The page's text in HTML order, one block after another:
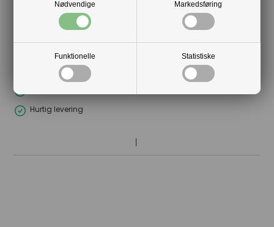
Nødvendige Markedsføring
Funktionelle Statistiske
Økologiske bomuldsposer
Din tryghed
Lagerførende
Hurtig levering